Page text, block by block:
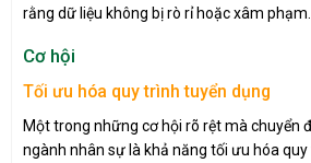
rằng dữ liệu không bị rò rỉ hoặc xâm phạm.
Cơ hội
Tối ưu hóa quy trình tuyển dụng
Một trong những cơ hội rõ rệt mà chuyển
ngành nhân sự là khả năng tối ưu hóa